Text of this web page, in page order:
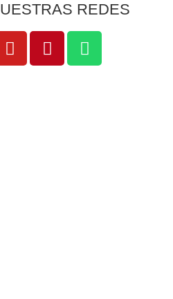
REDES